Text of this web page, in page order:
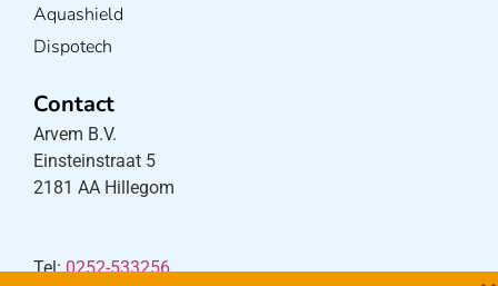
Aquashield
Dispotech
Contact
Arvem B.V.
Einsteinstraat 5
2181 AA Hillegom
Tel:0252-533256